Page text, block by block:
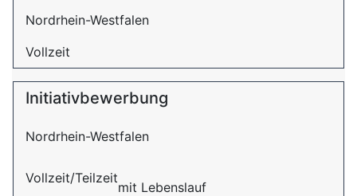
Nordrhein-Westfalen
Vollzeit
Initiativbewerbung
Nordrhein-Westfalen
Vollzeit/Teilzeit
mit Lebenslauf